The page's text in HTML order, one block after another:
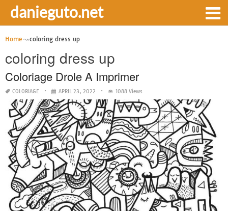
danieguto.net
Home coloring dress up
coloring dress up
Coloriage Drole A Imprimer
COLORIAGE APRIL 23, 2022 1088 Views